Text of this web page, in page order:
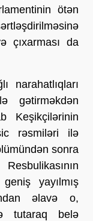
ötən
çıxarması da
narahatlıqları
gətirməkdən
Keşikçilərinin
rəsmiləri ilə
sonra
yayılmış
əlavə o,
tutaraq belə